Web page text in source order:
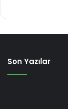
Son Yazılar